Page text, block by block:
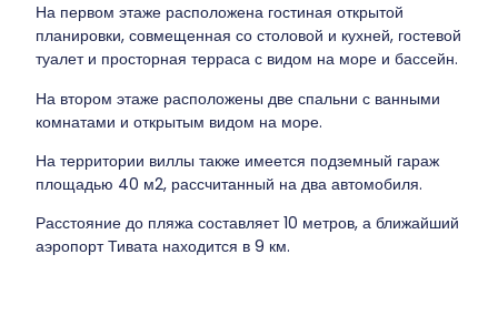
На первом этаже расположена гостиная открытой
планировки, совмещенная со столовой и кухней, гостевой
туалет и просторная терраса с видом на море и бассейн.
На втором этаже расположены две спальни с ванными
комнатами и открытым видом на море.
На территории виллы также имеется подземный гараж
площадью 40 м2, рассчитанный на два автомобиля.
Расстояние до пляжа составляет 10 метров, а ближайший
аэропорт Тивата находится в 9 км.